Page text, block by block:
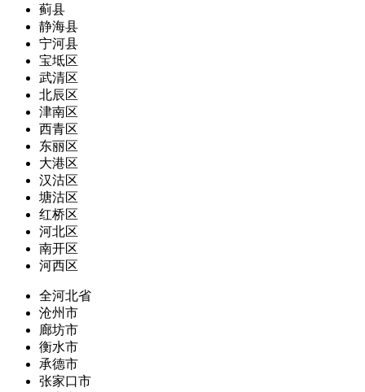
蓟县
静海县
宁河县
宝坻区
武清区
北辰区
津南区
西青区
东丽区
大港区
汉沽区
塘沽区
红桥区
河北区
南开区
河西区
全河北省
沧州市
廊坊市
衡水市
承德市
张家口市